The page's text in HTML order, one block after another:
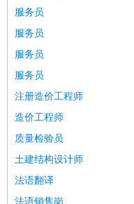
服务员
服务员
服务员
服务员
注册造价工程师
造价工程师
质量检验员
土建结构设计师
法语翻译
法语销售岗